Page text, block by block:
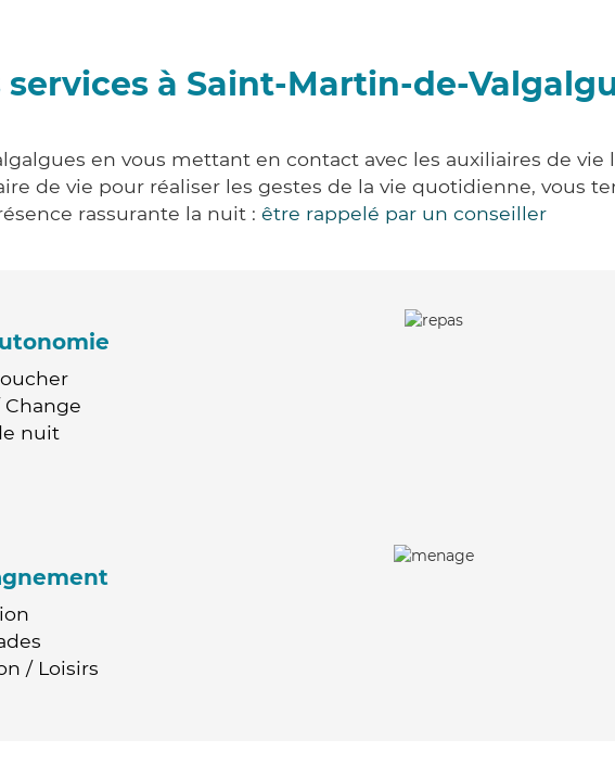
services à Saint-Martin-de-
en vous mettant en contact avec les auxiliaires de
de vie pour réaliser les gestes de la vie quotidienne, vous
rassurante la nuit : être rappelé par un conseiller
nuit
/ Loisirs